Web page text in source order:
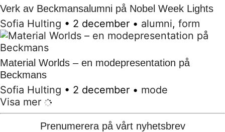
Verk av Beckmansalumni på Nobel Week Lights
Sofia Hulting • 2 december • alumni, form
Material Worlds – en modepresentation på
Beckmans
Sofia Hulting • 2 december • mode
Visa mer
Prenumerera på vårt nyhetsbrev